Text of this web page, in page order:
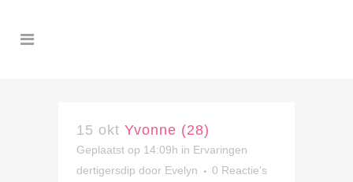
15 okt Yvonne (28)
Geplaatst op 14:09h in Ervaringen
dertigersdip door Evelyn 0 Reactie's